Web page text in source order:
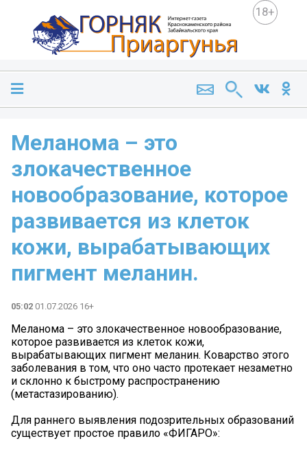
18+
Меланома – это
злокачественное
новообразование, которое
развивается из клеток
кожи, вырабатывающих
пигмент меланин.
05:02 01.07.2026 16+
Меланома – это злокачественное новообразование,
которое развивается из клеток кожи,
вырабатывающих пигмент меланин. Коварство этого
заболевания в том, что оно часто протекает незаметно
и склонно к быстрому распространению
(метастазированию).
Для раннего выявления подозрительных образований
существует простое правило «ФИГАРО»: